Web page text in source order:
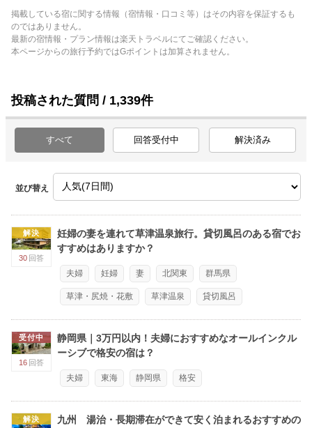
掲載している宿に関する情報（宿情報・口コミ等）はその内容を保証するも
のではありません。
最新の宿情報・プラン情報は楽天トラベルにてご確認ください。
本ページからの旅行予約ではGポイントは加算されません。
投稿された質問 / 1,339件
すべて 回答受付中 解決済み
並び替え
解決
30 回答
妊婦の妻を連れて草津温泉旅行。貸切風呂のある宿でお
すすめはありますか？
夫婦 妊婦 妻 北関東 群馬県
草津・尻焼・花敷 草津温泉 貸切風呂
受付中
16 回答
静岡県｜3万円以内！夫婦におすすめなオールインクル
ーシブで格安の宿は？
夫婦 東海 静岡県 格安
解決
九州 湯治・長期滞在ができて安く泊まれるおすすめの